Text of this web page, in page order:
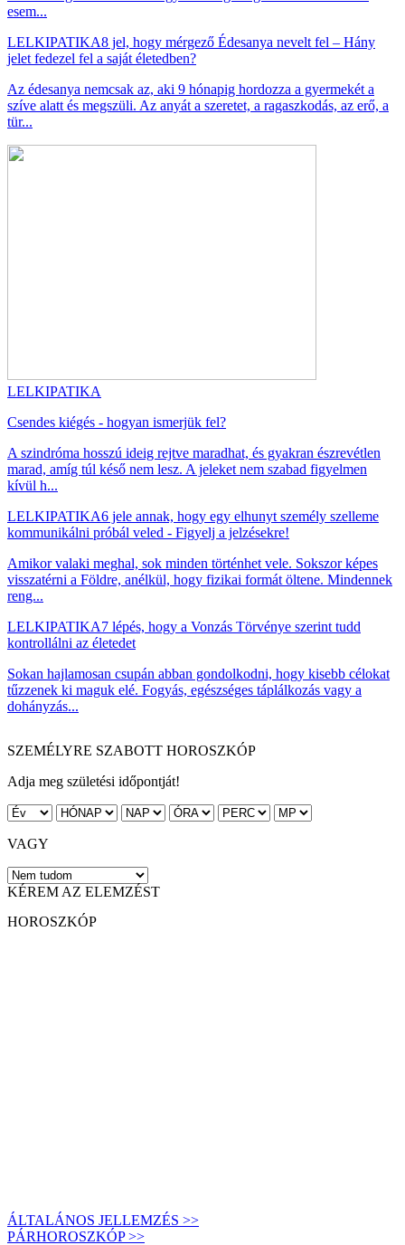
esem...
LELKIPATIKA8 jel, hogy mérgező Édesanya nevelt fel – Hány
jelet fedezel fel a saját életedben?
Az édesanya nemcsak az, aki 9 hónapig hordozza a gyermekét a
szíve alatt és megszüli. Az anyát a szeretet, a ragaszkodás, az erő, a
tür...
LELKIPATIKA
Csendes kiégés - hogyan ismerjük fel?
A szindróma hosszú ideig rejtve maradhat, és gyakran észrevétlen
marad, amíg túl késő nem lesz. A jeleket nem szabad figyelmen
kívül h...
LELKIPATIKA6 jele annak, hogy egy elhunyt személy szelleme
kommunikálni próbál veled - Figyelj a jelzésekre!
Amikor valaki meghal, sok minden történhet vele. Sokszor képes
visszatérni a Földre, anélkül, hogy fizikai formát öltene. Mindennek
reng...
LELKIPATIKA7 lépés, hogy a Vonzás Törvénye szerint tudd
kontrollálni az életedet
Sokan hajlamosan csupán abban gondolkodni, hogy kisebb célokat
tűzzenek ki maguk elé. Fogyás, egészséges táplálkozás vagy a
dohányzás...
SZEMÉLYRE SZABOTT HOROSZKÓP
Adja meg születési időpontját!
VAGY
KÉREM AZ ELEMZÉST
HOROSZKÓP
ÁLTALÁNOS JELLEMZÉS >>
PÁRHOROSZKÓP >>